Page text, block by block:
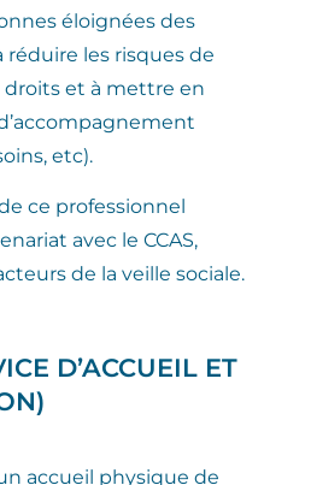
éloignées des
réduire les risques de
et à mettre en
etc).
ce professionnel
avec le CCAS,
de la veille sociale.
D’ACCUEIL ET
accueil physique de